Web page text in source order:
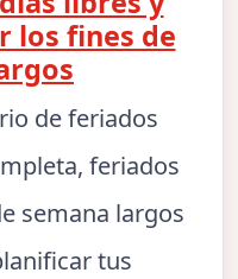
los fines de
de feriados
feriados
semana largos
tus